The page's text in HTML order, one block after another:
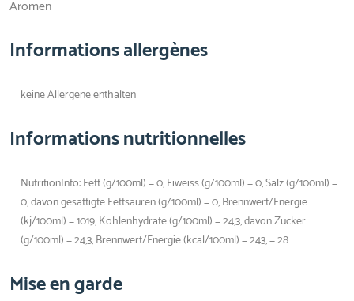
Aromen
Informations allergènes
keine Allergene enthalten
Informations nutritionnelles
NutritionInfo: Fett (g/100ml) = 0, Eiweiss (g/100ml) = 0, Salz (g/100ml) =
0, davon gesättigte Fettsäuren (g/100ml) = 0, Brennwert/Energie
(kj/100ml) = 1019, Kohlenhydrate (g/100ml) = 24,3, davon Zucker
(g/100ml) = 24,3, Brennwert/Energie (kcal/100ml) = 243, = 28
Mise en garde